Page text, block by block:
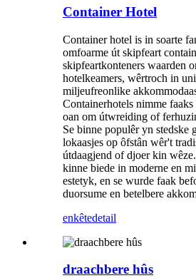
Container Hotel
Container hotel is in soarte
omfoarme út skipfeart
skipfeartkonteners waarden
hotelkeamers, wêrtroch in
miljeufreonlike
Containerhotels nimme
oan om útwreiding of
Se binne populêr yn stedske
lokaasjes op ôfstân wêr't
útdaagjend of djoer kin
kinne biede in moderne en
estetyk, en se wurde faak
duorsume en betelbere
enkêtedetail
draachbere hûs